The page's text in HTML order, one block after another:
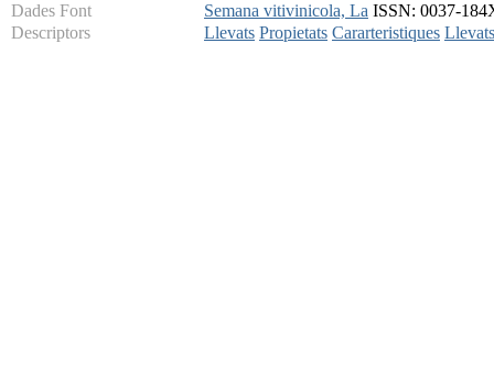
Dades Font
Semana vitivinicola, La ISSN: 0037-
Descriptors
Llevats Propietats Cararteristiques